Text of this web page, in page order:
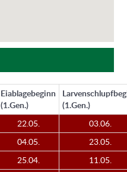
Eiablagebeginn
(1.Gen.)
(1.Gen.)
22.05.
03.06.
04.05.
23.05.
25.04.
11.05.